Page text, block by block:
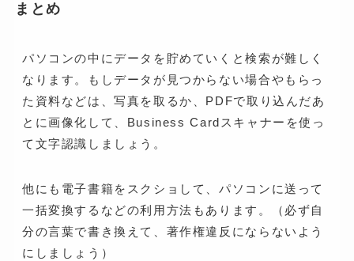
まとめ
パソコンの中にデータを貯めていくと検索が難しく
なります。もしデータが見つからない場合やもらっ
た資料などは、写真を取るか、PDFで取り込んだあ
とに画像化して、Business Cardスキャナーを使っ
て文字認識しましょう。
他にも電子書籍をスクショして、パソコンに送って
一括変換するなどの利用方法もあります。（必ず自
分の言葉で書き換えて、著作権違反にならないよう
にしましょう）